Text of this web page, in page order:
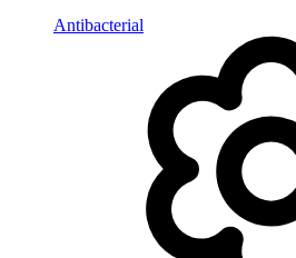
Antibacterial